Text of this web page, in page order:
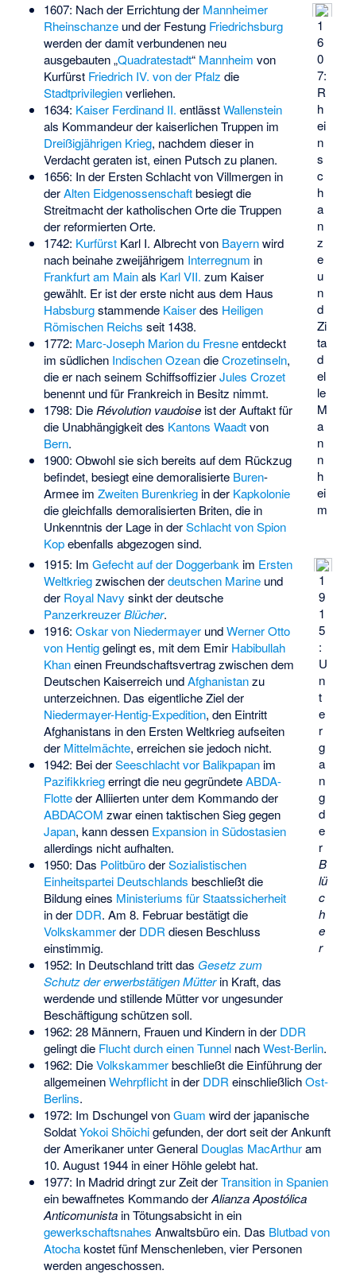
1
6
0
7:
R
h
ei
n
s
c
h
a
n
z
e
u
n
d
Zi
ta
d
el
le
M
a
n
n
h
ei
m
1607: Nach der Errichtung der Mannheimer
Rheinschanzeund der Festung Friedrichsburg
werden der damit verbundenen neu
ausgebauten „Quadratestadt“ Mannheim von
Kurfürst Friedrich IV. von der Pfalz die
Stadtprivilegienverliehen.
1634: Kaiser Ferdinand II. entlässtWallenstein
als Kommandeur der kaiserlichen Truppen im
Dreißigjährigen Krieg, nachdem dieser in
Verdacht geraten ist, einen Putsch zu planen.
1656: In der Ersten Schlacht von Villmergenin
derAlten Eidgenossenschaftbesiegt die
Streitmacht der katholischen Orte die Truppen
der reformierten Orte.
1742: KurfürstKarl I. Albrecht von Bayernwird
nach beinahe zweijährigem Interregnum in
Frankfurt am Mainals Karl VII. zum Kaiser
gewählt. Er ist der erste nicht aus dem Haus
Habsburgstammende Kaiserdes Heiligen
Römischen Reichs seit 1438.
1772: Marc-Joseph Marion du Fresneentdeckt
im südlichen Indischen OzeandieCrozetinseln,
die er nach seinem SchiffsoffizierJules Crozet
benennt und für Frankreich in Besitz nimmt.
1798: Die Révolution vaudoiseist der Auftakt für
die Unabhängigkeit des Kantons Waadtvon
Bern.
1900: Obwohl sie sich bereits auf dem Rückzug
befindet, besiegt eine demoralisierte Buren-
Armee im Zweiten Burenkriegin der Kapkolonie
die gleichfalls demoralisierten Briten, die in
Unkenntnis der Lage in derSchlacht von Spion
Kopebenfalls abgezogen sind.
1
9
1
5
:
U
n
t
e
r
g
a
n
g
d
e
r
B
lü
c
h
e
r
1915: Im Gefecht auf der Doggerbank im Ersten
Weltkriegzwischen derdeutschen Marineund
der Royal Navy sinkt der deutsche
Panzerkreuzer Blücher.
1916: Oskar von NiedermayerundWerner Otto
von Hentiggelingt es, mit dem Emir Habibullah
Khaneinen Freundschaftsvertrag zwischen dem
Deutschen Kaiserreich undAfghanistanzu
unterzeichnen. Das eigentliche Ziel der
Niedermayer-Hentig-Expedition, den Eintritt
Afghanistans in den Ersten Weltkrieg aufseiten
der Mittelmächte, erreichen sie jedoch nicht.
1942: Bei derSeeschlacht vor Balikpapanim
Pazifikkriegerringt die neu gegründeteABDA-
Flotteder Alliierten unter dem Kommando der
ABDACOM zwar einen taktischen Sieg gegen
Japan, kann dessen Expansion in Südostasien
allerdings nicht aufhalten.
1950: Das PolitbüroderSozialistischen
Einheitspartei Deutschlands beschließt die
Bildung eines Ministeriums für Staatssicherheit
in der DDR. Am 8. Februar bestätigt die
Volkskammerder DDR diesen Beschluss
einstimmig.
1952: In Deutschland tritt das Gesetz zum
Schutz der erwerbstätigen Mütter in Kraft, das
werdende und stillende Mütter vor ungesunder
Beschäftigung schützen soll.
1962: 28 Männern, Frauen und Kindern in der DDR
gelingt die Flucht durch einen TunnelnachWest-Berlin.
1962: DieVolkskammerbeschließt die Einführung der
allgemeinenWehrpflichtin der DDR einschließlichOst-
Berlins.
1972: Im Dschungel vonGuam wird der japanische
SoldatYokoi Shōichigefunden, der dort seit der Ankunft
der Amerikaner unter General Douglas MacArthuram
10. August 1944 in einer Höhle gelebt hat.
1977: In Madrid dringt zur Zeit derTransition in Spanien
ein bewaffnetes Kommando derAlianza Apostólica
Anticomunistain Tötungsabsicht in ein
gewerkschaftsnahes Anwaltsbüro ein. Das Blutbad von
Atochakostet fünf Menschenleben, vier Personen
werden angeschossen.